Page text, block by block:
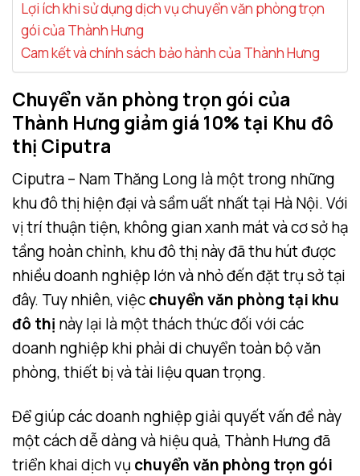
Lợi ích khi sử dụng dịch vụ chuyển văn phòng trọn
gói của Thành Hưng
Cam kết và chính sách bảo hành của Thành Hưng
Chuyển văn phòng trọn gói của
Thành Hưng giảm giá 10% tại Khu đô
thị Ciputra
Ciputra – Nam Thăng Long là một trong những
khu đô thị hiện đại và sầm uất nhất tại Hà Nội. Với
vị trí thuận tiện, không gian xanh mát và cơ sở hạ
tầng hoàn chỉnh, khu đô thị này đã thu hút được
nhiều doanh nghiệp lớn và nhỏ đến đặt trụ sở tại
đây. Tuy nhiên, việcchuyển văn phòng tại khu
đô thị này lại là một thách thức đối với các
doanh nghiệp khi phải di chuyển toàn bộ văn
phòng, thiết bị và tài liệu quan trọng.
Để giúp các doanh nghiệp giải quyết vấn đề này
một cách dễ dàng và hiệu quả, Thành Hưng đã
triển khai dịch vụ chuyển văn phòng trọn gói